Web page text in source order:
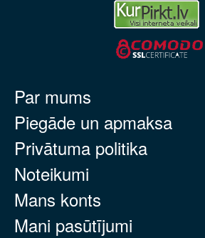
Par mums
Piegāde un apmaksa
Privātuma politika
Noteikumi
Mans konts
Mani pasūtījumi